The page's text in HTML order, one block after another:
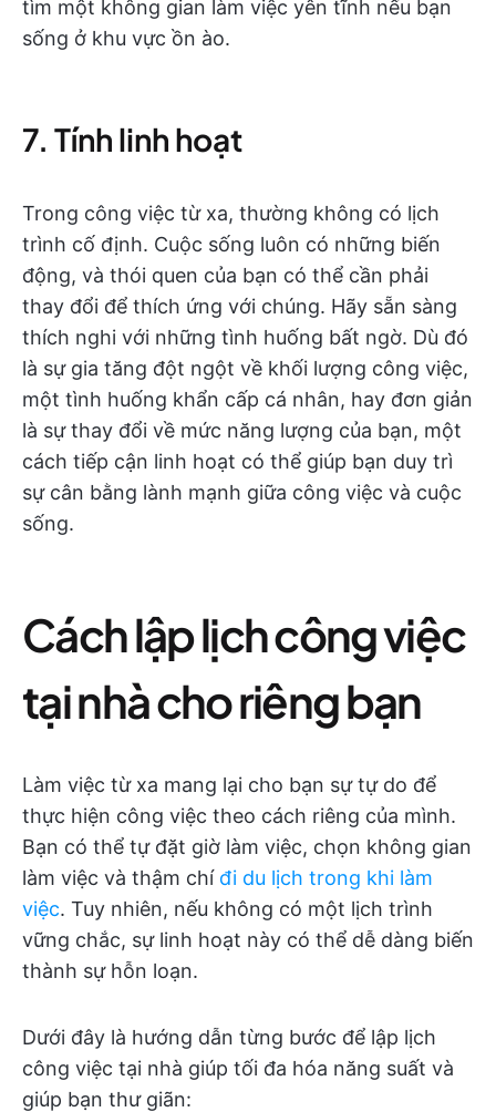
tìm một không gian làm việc yên tĩnh nếu bạn
sống ở khu vực ồn ào.
7. Tính linh hoạt
Trong công việc từ xa, thường không có lịch
trình cố định. Cuộc sống luôn có những biến
động, và thói quen của bạn có thể cần phải
thay đổi để thích ứng với chúng. Hãy sẵn sàng
thích nghi với những tình huống bất ngờ. Dù đó
là sự gia tăng đột ngột về khối lượng công việc,
một tình huống khẩn cấp cá nhân, hay đơn giản
là sự thay đổi về mức năng lượng của bạn, một
cách tiếp cận linh hoạt có thể giúp bạn duy trì
sự cân bằng lành mạnh giữa công việc và cuộc
sống.
Cách lập lịch công việc
tại nhà cho riêng bạn
Làm việc từ xa mang lại cho bạn sự tự do để
thực hiện công việc theo cách riêng của mình.
Bạn có thể tự đặt giờ làm việc, chọn không gian
làm việc và thậm chí đi du lịch trong khi làm
việc. Tuy nhiên, nếu không có một lịch trình
vững chắc, sự linh hoạt này có thể dễ dàng biến
thành sự hỗn loạn.
Dưới đây là hướng dẫn từng bước để lập lịch
công việc tại nhà giúp tối đa hóa năng suất và
giúp bạn thư giãn: